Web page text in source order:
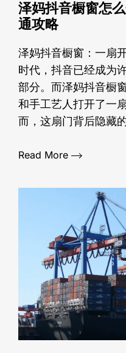
泽妈抖音橱窗怎
通攻略
泽妈抖音橱窗：一扇
时代，抖音已经成为
部分。而泽妈抖音橱
和手工艺人打开了一
而，这扇门背后隐藏
Read More